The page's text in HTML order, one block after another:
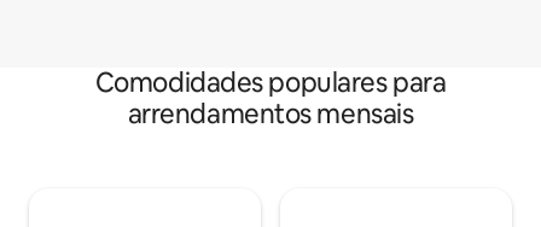
Comodidades populares para
arrendamentos mensais